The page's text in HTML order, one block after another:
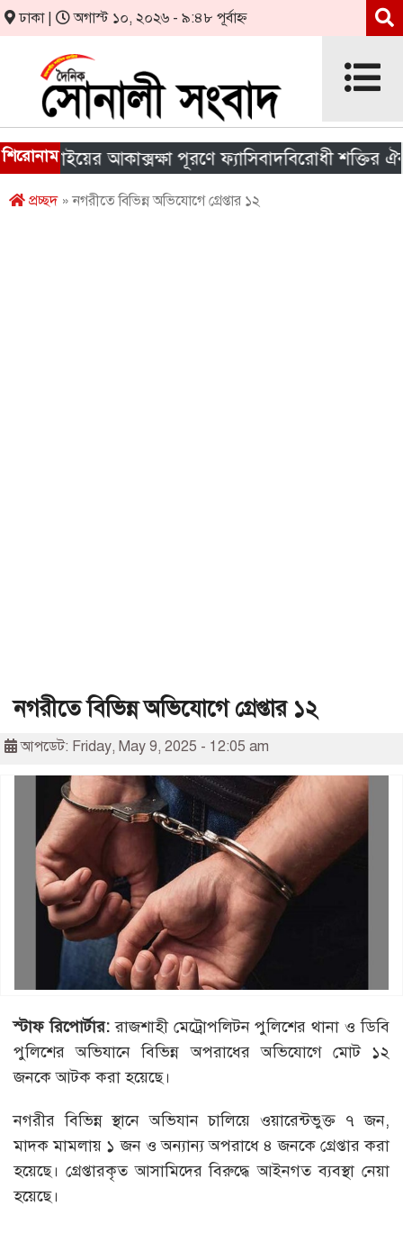
ঢাকা | অগাস্ট ১০, ২০২৬ - ৯:৪৮ পূর্বাহ্ন
শিরোনামআকাক্সক্ষা পূরণে ফ্যাসিবাদবিরোধী শক্তির ঐক্য
প্রচ্ছদ» নগরীতে বিভিন্ন অভিযোগে গ্রেপ্তার ১২
নগরীতে বিভিন্ন অভিযোগে গ্রেপ্তার ১২
আপডেট: Friday, May 9, 2025 - 12:05 am
স্টাফ রিপোর্টার:রাজশাহী মেট্রোপলিটন পুলিশের থানা ও ডিবি
পুলিশের অভিযানে বিভিন্ন অপরাধের অভিযোগে মোট ১২
জনকে আটক করা হয়েছে।
নগরীর বিভিন্ন স্থানে অভিযান চালিয়ে ওয়ারেন্টভুক্ত ৭ জন,
মাদক মামলায় ১ জন ও অন্যান্য অপরাধে ৪ জনকে গ্রেপ্তার করা
হয়েছে। গ্রেপ্তারকৃত আসামিদের বিরুদ্ধে আইনগত ব্যবস্থা নেয়া
হয়েছে।